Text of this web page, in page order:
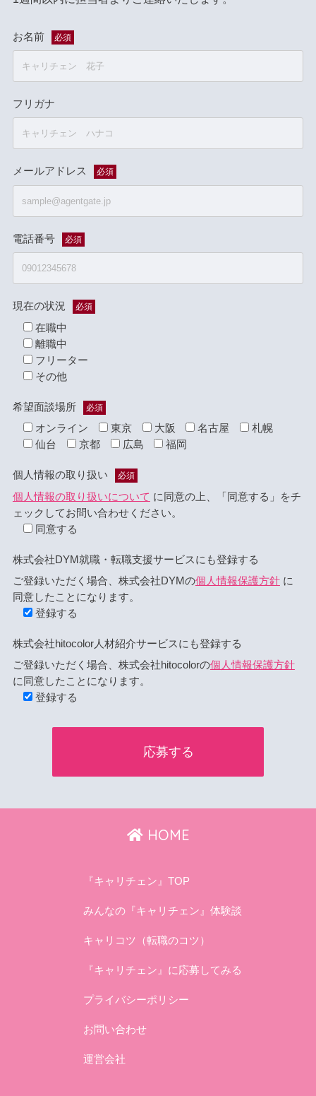
お名前 必須
フリガナ
メールアドレス 必須
電話番号 必須
現在の状況 必須
在職中
離職中
フリーター
その他
希望面談場所 必須
オンライン 東京 大阪 名古屋
札幌
仙台
京都 広島 福岡
個人情報の取り扱い 必須
個人情報の取り扱いについて に同意の上、「同意する」をチ
ェックしてお問い合わせください。
同意する
株式会社DYM就職・転職支援サービスにも登録する
ご登録いただく場合、株式会社DYMの個人情報保護方針に
同意したことになります。
登録する
株式会社hitocolor人材紹介サービスにも登録する
ご登録いただく場合、株式会社hitocolorの個人情報保護方針
に同意したことになります。
登録する
HOME
『キャリチェン』TOP
みんなの『キャリチェン』体験談
キャリコツ（転職のコツ）
『キャリチェン』に応募してみる
プライバシーポリシー
お問い合わせ
運営会社